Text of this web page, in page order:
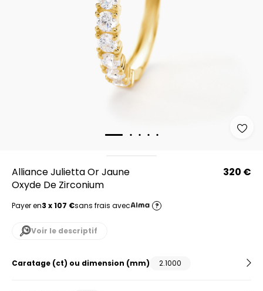
Alliance Julietta Or Jaune
Oxyde De Zirconium
320 €
Payer en3 x 107 €sans frais avec ?
Voir le descriptif
Caratage (ct) ou dimension (mm) 2.1000